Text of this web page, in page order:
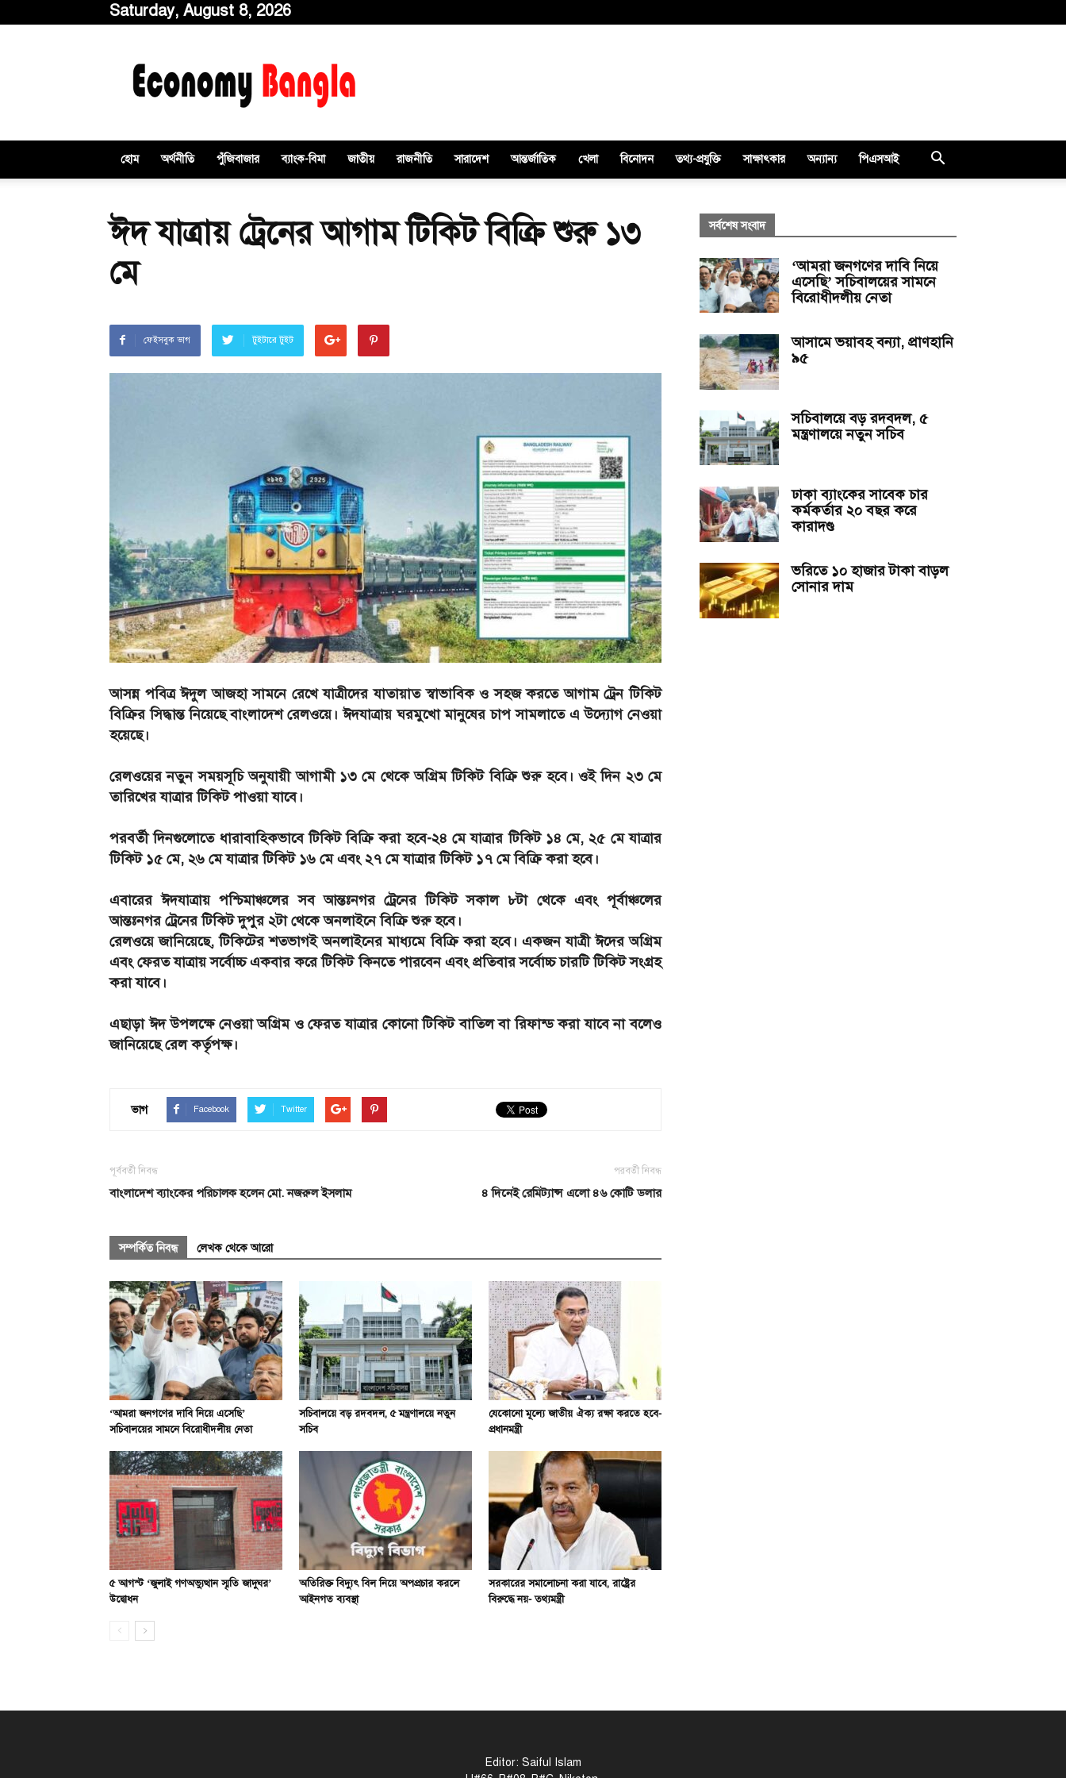
Saturday, August 8, 2026
হোম অর্থনীতি পুঁজিবাজার ব্যাংক-বিমা জাতীয় রাজনীতি সারাদেশ আন্তর্জাতিক খেলা বিনোদন তথ্য-প্রযুক্তি সাক্ষাৎকার অন্যান্য পিএসআই
ঈদ যাত্রায় ট্রেনের আগাম টিকিট বিক্রি শুরু ১৩
মে
ফেইসবুক ভাগ টুইটারে টুইট
আসন্ন পবিত্র ঈদুল আজহা সামনে রেখে যাত্রীদের যাতায়াত স্বাভাবিক ও সহজ করতে আগাম ট্রেন টিকিট
বিক্রির সিদ্ধান্ত নিয়েছে বাংলাদেশ রেলওয়ে। ঈদযাত্রায় ঘরমুখো মানুষের চাপ সামলাতে এ উদ্যোগ নেওয়া
হয়েছে।
রেলওয়ের নতুন সময়সূচি অনুযায়ী আগামী ১৩ মে থেকে অগ্রিম টিকিট বিক্রি শুরু হবে। ওই দিন ২৩ মে
তারিখের যাত্রার টিকিট পাওয়া যাবে।
পরবর্তী দিনগুলোতে ধারাবাহিকভাবে টিকিট বিক্রি করা হবে-২৪ মে যাত্রার টিকিট ১৪ মে, ২৫ মে যাত্রার
টিকিট ১৫ মে, ২৬ মে যাত্রার টিকিট ১৬ মে এবং ২৭ মে যাত্রার টিকিট ১৭ মে বিক্রি করা হবে।
এবারের ঈদযাত্রায় পশ্চিমাঞ্চলের সব আন্তঃনগর ট্রেনের টিকিট সকাল ৮টা থেকে এবং পূর্বাঞ্চলের
আন্তঃনগর ট্রেনের টিকিট দুপুর ২টা থেকে অনলাইনে বিক্রি শুরু হবে।
রেলওয়ে জানিয়েছে, টিকিটের শতভাগই অনলাইনের মাধ্যমে বিক্রি করা হবে। একজন যাত্রী ঈদের অগ্রিম
এবং ফেরত যাত্রায় সর্বোচ্চ একবার করে টিকিট কিনতে পারবেন এবং প্রতিবার সর্বোচ্চ চারটি টিকিট সংগ্রহ
করা যাবে।
এছাড়া ঈদ উপলক্ষে নেওয়া অগ্রিম ও ফেরত যাত্রার কোনো টিকিট বাতিল বা রিফান্ড করা যাবে না বলেও
জানিয়েছে রেল কর্তৃপক্ষ।
ভাগ Facebook Twitter
পূর্ববর্তী নিবন্ধ
বাংলাদেশ ব্যাংকের পরিচালক হলেন মো. নজরুল ইসলাম
পরবর্তী নিবন্ধ
৪ দিনেই রেমিট্যান্স এলো ৪৬ কোটি ডলার
সম্পর্কিত নিবন্ধ লেখক থেকে আরো
‘আমরা জনগণের দাবি নিয়ে এসেছি’
সচিবালয়ের সামনে বিরোধীদলীয় নেতা
সচিবালয়ে বড় রদবদল, ৫ মন্ত্রণালয়ে নতুন
সচিব
যেকোনো মূল্যে জাতীয় ঐক্য রক্ষা করতে হবে-
প্রধানমন্ত্রী
৫ আগস্ট ‘জুলাই গণঅভ্যুত্থান স্মৃতি জাদুঘর’
উদ্বোধন
অতিরিক্ত বিদ্যুৎ বিল নিয়ে অপপ্রচার করলে
আইনগত ব্যবস্থা
সরকারের সমালোচনা করা যাবে, রাষ্ট্রের
বিরুদ্ধে নয়- তথ্যমন্ত্রী
সর্বশেষ সংবাদ
‘আমরা জনগণের দাবি নিয়ে
এসেছি’ সচিবালয়ের সামনে
বিরোধীদলীয় নেতা
আসামে ভয়াবহ বন্যা, প্রাণহানি
৯৫
সচিবালয়ে বড় রদবদল, ৫
মন্ত্রণালয়ে নতুন সচিব
ঢাকা ব্যাংকের সাবেক চার
কর্মকর্তার ২০ বছর করে
কারাদণ্ড
ভরিতে ১০ হাজার টাকা বাড়ল
সোনার দাম
Editor: Saiful Islam